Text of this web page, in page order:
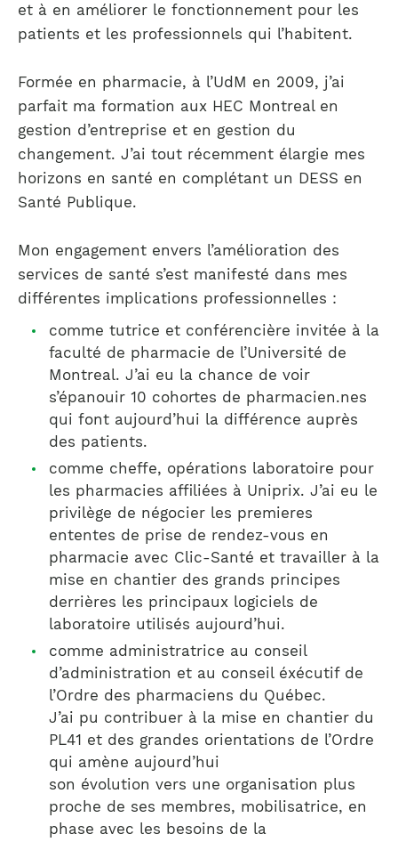
et à en améliorer le fonctionnement pour les
patients et les professionnels qui l’habitent.
Formée en pharmacie, à l’UdM en 2009, j’ai
parfait ma formation aux HEC Montreal en
gestion d’entreprise et en gestion du
changement. J’ai tout récemment élargie mes
horizons en santé en complétant un DESS en
Santé Publique.
Mon engagement envers l’amélioration des
services de santé s’est manifesté dans mes
différentes implications professionnelles :
comme tutrice et conférencière invitée à la
faculté de pharmacie de l’Université de
Montreal. J’ai eu la chance de voir
s’épanouir 10 cohortes de pharmacien.nes
qui font aujourd’hui la différence auprès
des patients.
comme cheffe, opérations laboratoire pour
les pharmacies affiliées à Uniprix. J’ai eu le
privilège de négocier les premieres
ententes de prise de rendez-vous en
pharmacie avec Clic-Santé et travailler à la
mise en chantier des grands principes
derrières les principaux logiciels de
laboratoire utilisés aujourd’hui.
comme administratrice au conseil
d’administration et au conseil éxécutif de
l’Ordre des pharmaciens du Québec.
J’ai pu contribuer à la mise en chantier du
PL41 et des grandes orientations de l’Ordre
qui amène aujourd’hui
son évolution vers une organisation plus
proche de ses membres, mobilisatrice, en
phase avec les besoins de la